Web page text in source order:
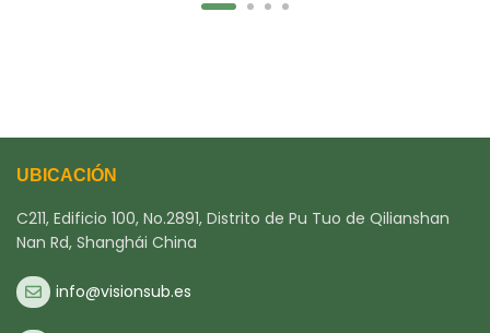
UBICACIÓN
C211, Edificio 100, No.2891, Distrito de Pu Tuo de Qilianshan
Nan Rd, Shanghái China
info@visionsub.es